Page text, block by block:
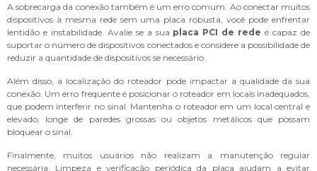
A sobrecarga da conexão também é um erro comum. Ao conectar muitos
dispositivos à mesma rede sem uma placa robusta, você pode enfrentar
lentidão e instabilidade. Avalie se a sua placa PCI de rede é capaz de
suportar o número de dispositivos conectados e considere a possibilidade de
reduzir a quantidade de dispositivos se necessário.
Além disso, a localização do roteador pode impactar a qualidade da sua
conexão. Um erro frequente é posicionar o roteador em locais inadequados,
que podem interferir no sinal. Mantenha o roteador em um local central e
elevado, longe de paredes grossas ou objetos metálicos que possam
bloquear o sinal.
Finalmente, muitos usuários não realizam a manutenção regular
necessária. Limpeza e verificação periódica da placa ajudam a evitar